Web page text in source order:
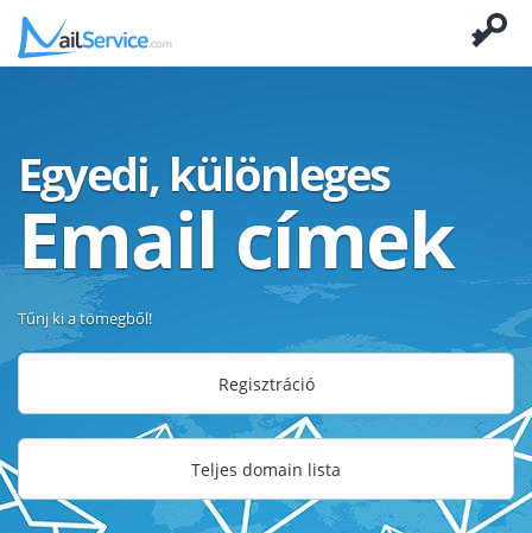
Egyedi, különleges
Email címek
Tűnj ki a tömegből!
Regisztráció
Teljes domain lista